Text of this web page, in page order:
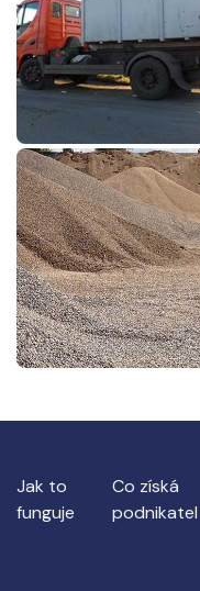
Jak to
funguje
Co získá
podnikatel